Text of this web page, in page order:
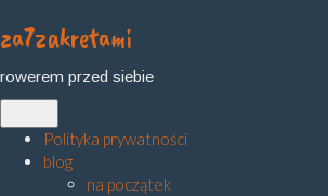
Skip
content
za7zakretami
rowerem przed siebie
Polityka prywatności
blog
na początek